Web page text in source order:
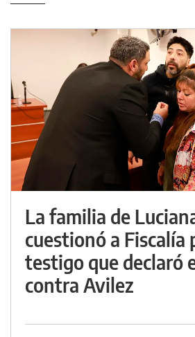
La familia de
cuestionó a Fiscalía
testigo que declaró
contra Avilez